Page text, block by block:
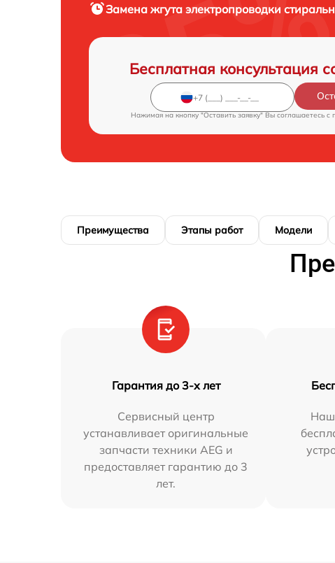
Замена жгута электропроводки
Бесплатная консультация
Нажимая на кнопку "Оставить заявку" Вы соглашаетесь c
Преимущества Этапы работ Модели
Гарантия до 3-х лет
Сервисный центр
устанавливает оригинальные
запчасти техники AEG и
предоставляет гарантию до 3
лет.
Наш